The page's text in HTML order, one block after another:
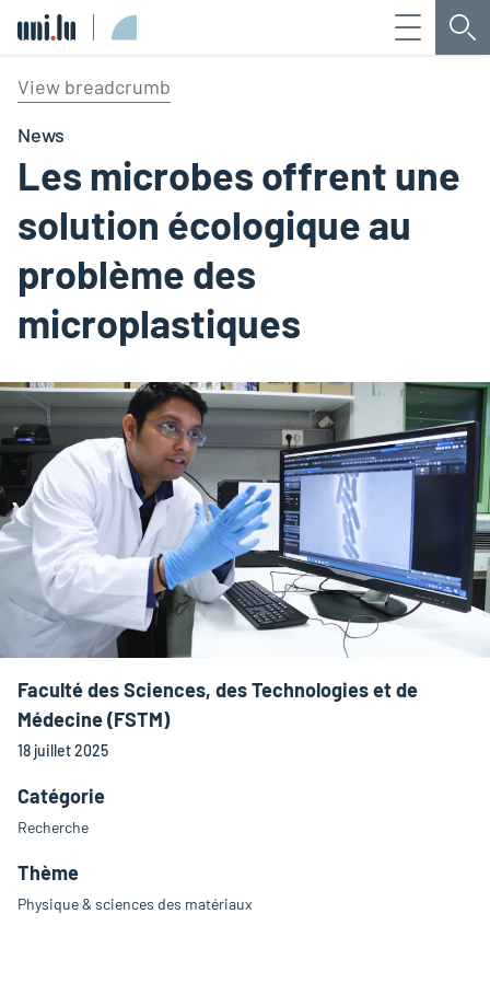
Menu
View breadcrumb
News
Les microbes offrent une
solution écologique au
problème des
microplastiques
Faculté des Sciences, des Technologies et de
Médecine (FSTM)
18 juillet 2025
Catégorie
Recherche
Thème
Physique & sciences des matériaux